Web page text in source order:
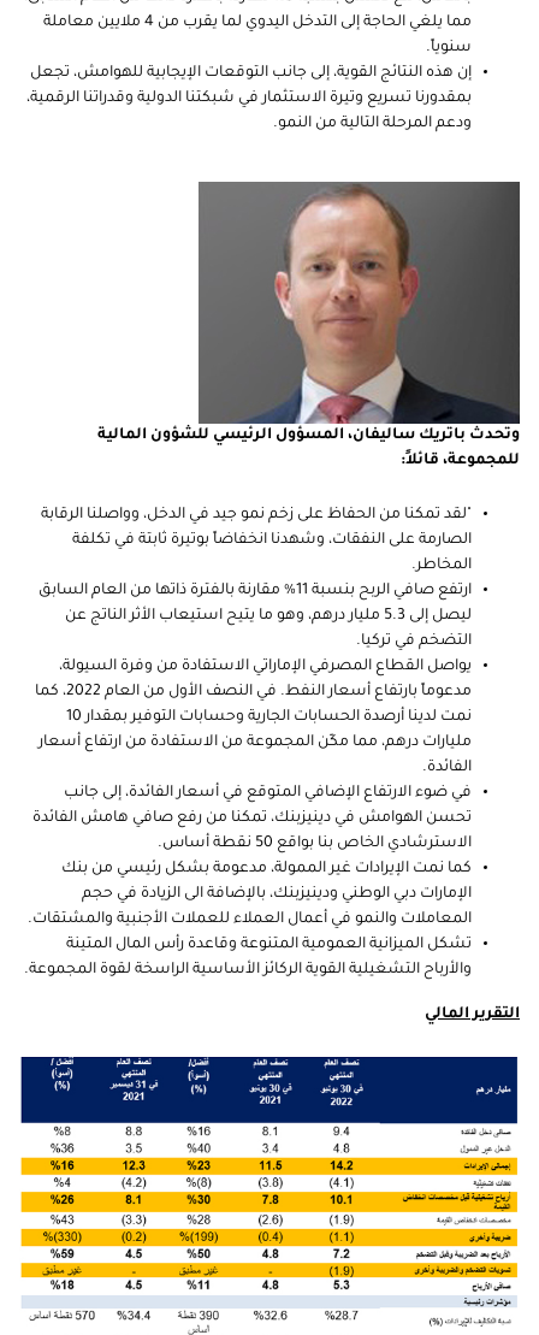
مما يلغي الحاجة إلى التدخل اليدوي لما يقرب من 4 ملايين معاملة
سنوياً.
إن هذه النتائج القوية، إلى جانب التوقعات الإيجابية للهوامش، تجعل
بمقدورنا تسريع وتيرة الاستثمار في شبكتنا الدولية وقدراتنا الرقمية،
ودعم المرحلة التالية من النمو.
وتحدث باتريك ساليفان، المسؤول الرئيسي للشؤون المالية
للمجموعة، قائلاً:
"لقد تمكنا من الحفاظ على زخم نمو جيد في الدخل، وواصلنا الرقابة
الصارمة على النفقات، وشهدنا انخفاضاً بوتيرة ثابتة في تكلفة
المخاطر.
ارتفع صافي الربح بنسبة 11% مقارنة بالفترة ذاتها من العام السابق
ليصل إلى 5.3 مليار درهم، وهو ما يتيح استيعاب الأثر الناتج عن
التضخم في تركيا.
يواصل القطاع المصرفي الإماراتي الاستفادة من وفرة السيولة،
مدعوماً بارتفاع أسعار النفط. في النصف الأول من العام 2022، كما
نمت لدينا أرصدة الحسابات الجارية وحسابات التوفير بمقدار 10
مليارات درهم، مما مكّن المجموعة من الاستفادة من ارتفاع أسعار
الفائدة.
في ضوء الارتفاع الإضافي المتوقع في أسعار الفائدة، إلى جانب
تحسن الهوامش في دينيزبنك، تمكنا من رفع صافي هامش الفائدة
الاسترشادي الخاص بنا بواقع 50 نقطة أساس.
كما نمت الإيرادات غير الممولة، مدعومة بشكل رئيسي من بنك
الإمارات دبي الوطني ودينيزبنك، بالإضافة الى الزيادة في حجم
المعاملات والنمو في أعمال العملاء للعملات الأجنبية والمشتقات.
تشكل الميزانية العمومية المتنوعة وقاعدة رأس المال المتينة
والأرباح التشغيلية القوية الركائز الأساسية الراسخة لقوة المجموعة.
التقرير المالي